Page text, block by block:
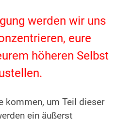
werden wir uns
eure
höheren Selbst
kommen, um Teil dieser
ein äußerst